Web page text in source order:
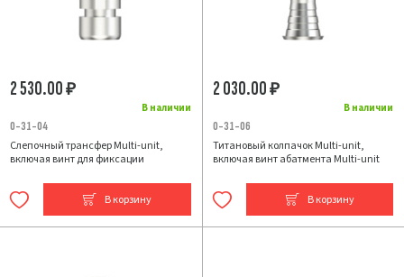
В наличии
2 530.00₽
0-31-04
Слепочный трансфер Multi-unit,
включая винт для фиксации
В корзину
В наличии
2 030.00₽
0-31-06
Титановый колпачок Multi-unit,
включая винт абатмента Multi-unit
В корзину